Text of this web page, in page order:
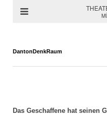
DantonDenkRaum
Das Geschaffene hat seinen